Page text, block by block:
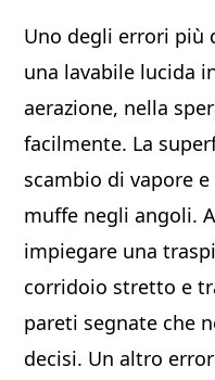
Uno degli errori più
una lavabile lucida
aerazione, nella
facilmente. La
scambio di vapore
muffe negli angoli.
impiegare una
corridoio stretto e
pareti segnate che
decisi. Un altro